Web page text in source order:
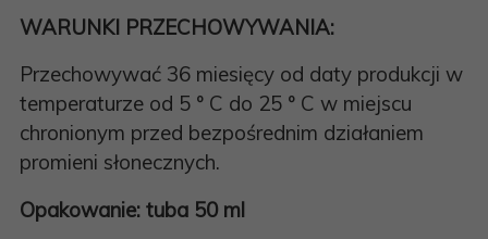
WARUNKI PRZECHOWYWANIA:
Przechowywać 36 miesięcy od daty produkcji w
temperaturze od 5 ° C do 25 ° C w miejscu
chronionym przed bezpośrednim działaniem
promieni słonecznych.
Opakowanie: tuba 50 ml